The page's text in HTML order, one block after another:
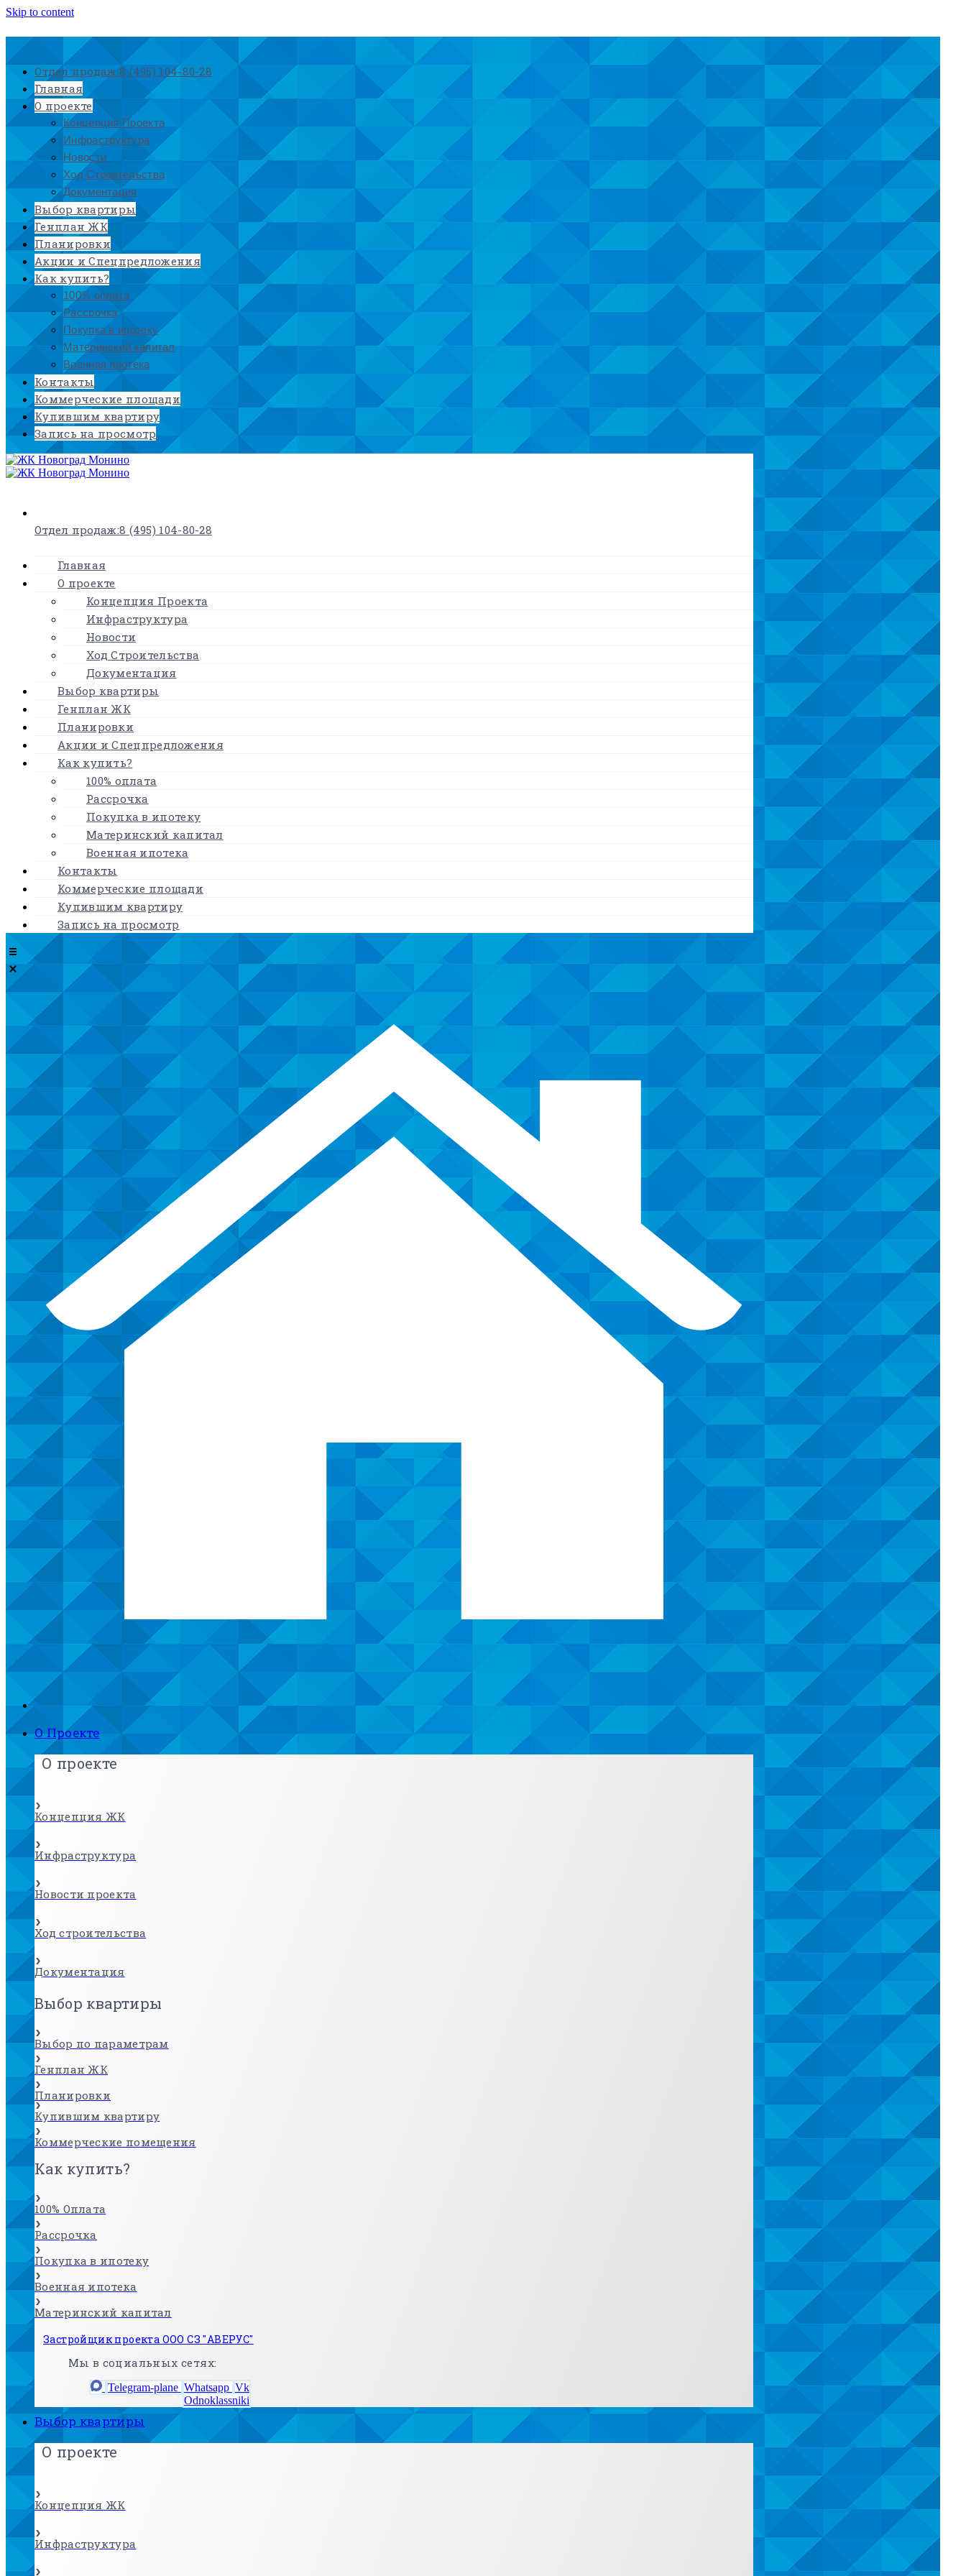
Skip to content
Отдел продаж:8 (495) 104-80-28
Главная
О проекте
Концепция Проекта
Инфраструктура
Новости
Ход Строительства
Документация
Выбор квартиры
Генплан ЖК
Планировки
Акции и Спецпредложения
Как купить?
100% оплата
Рассрочка
Покупка в ипотеку
Материнский капитал
Военная ипотека
Контакты
Коммерческие площади
Купившим квартиру
Запись на просмотр
Отдел продаж:8 (495) 104-80-28
Главная
О проекте
Концепция Проекта
Инфраструктура
Новости
Ход Строительства
Документация
Выбор квартиры
Генплан ЖК
Планировки
Акции и Спецпредложения
Как купить?
100% оплата
Рассрочка
Покупка в ипотеку
Материнский капитал
Военная ипотека
Контакты
Коммерческие площади
Купившим квартиру
Запись на просмотр
О Проекте
О проекте
Концепция ЖК
Инфраструктура
Новости проекта
Ход строительства
Документация
Выбор квартиры
Выбор по параметрам
Генплан ЖК
Планировки
Купившим квартиру
Коммерческие помещения
Как купить?
100% Оплата
Рассрочка
Покупка в ипотеку
Военная ипотека
Материнский капитал
Застройщик проекта ООО СЗ "АВЕРУС"
Мы в социальных сетях:
Telegram-plane Whatsapp Vk
Odnoklassniki
Выбор квартиры
О проекте
Концепция ЖК
Инфраструктура